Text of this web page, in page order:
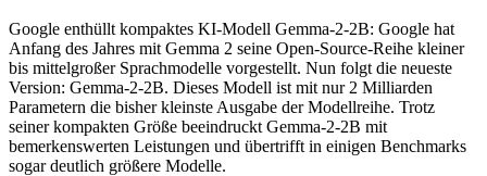
Google enthüllt kompaktes KI-Modell Gemma-2-2B: Google hat
Anfang des Jahres mit Gemma 2 seine Open-Source-Reihe kleiner
bis mittelgroßer Sprachmodelle vorgestellt. Nun folgt die neueste
Version: Gemma-2-2B. Dieses Modell ist mit nur 2 Milliarden
Parametern die bisher kleinste Ausgabe der Modellreihe. Trotz
seiner kompakten Größe beeindruckt Gemma-2-2B mit
bemerkenswerten Leistungen und übertrifft in einigen Benchmarks
sogar deutlich größere Modelle.